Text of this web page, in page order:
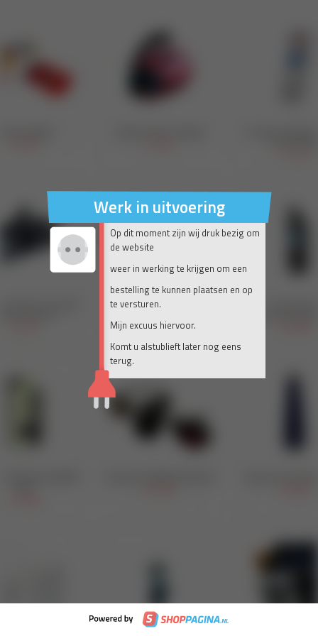
Werk in uitvoering
Op dit moment zijn wij druk bezig om
de website
weer in werking te krijgen om een
bestelling te kunnen plaatsen en op
te versturen.
Mijn excuus hiervoor.
Komt u alstublieft later nog eens
terug.